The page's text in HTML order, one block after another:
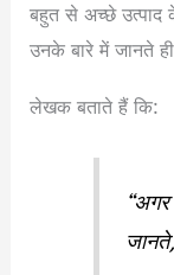
बहुत से अच्छे उत्पाद
उनके बारे में जानते
लेखक बताते हैं कि: